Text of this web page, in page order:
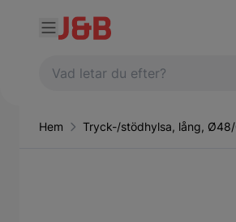
Hem Tryck-/stödhylsa, lång,